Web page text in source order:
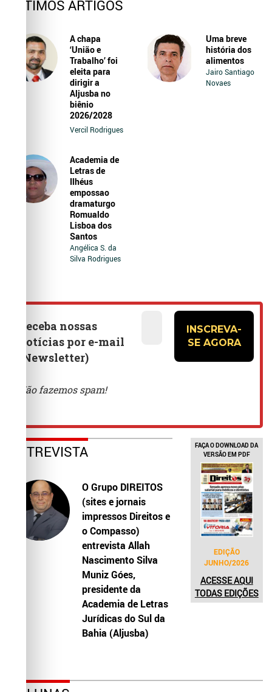
ÚLTIMOS ARTIGOS
A chapa
‘União e
Trabalho’ foi
eleita para
dirigir a
Aljusba no
biênio
2026/2028
Vercil Rodrigues
Uma breve
história dos
alimentos
Jairo Santiago
Novaes
Academia de
Letras de
Ilhéus
empossao
dramaturgo
Romualdo
Lisboa dos
Santos
Angélica S. da
Silva Rodrigues
ENTREVISTA
O Grupo DIREITOS
(sites e jornais
impressos Direitos e
o Compasso)
entrevista Allah
Nascimento Silva
Muniz Góes,
presidente da
Academia de Letras
Jurídicas do Sul da
Bahia (Aljusba)
FAÇA O DOWNLOAD DA
VERSÃO EM PDF
EDIÇÃO
JUNHO/2026
ACESSE AQUI
TODAS EDIÇÕES